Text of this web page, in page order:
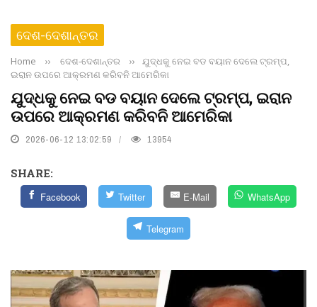
ଦେଶ-ଦେଶାନ୍ତର
Home ›› ଦେଶ-ଦେଶାନ୍ତର ››
ଯୁଦ୍ଧକୁ ନେଇ ବଡ ବୟାନ ଦେଲେ ଟ୍ରମ୍ପ,
ଇରାନ ଉପରେ ଆକ୍ରମଣ କରିବନି ଆମେରିକା
ଯୁଦ୍ଧକୁ ନେଇ ବଡ ବୟାନ ଦେଲେ ଟ୍ରମ୍ପ, ଇରାନ
ଉପରେ ଆକ୍ରମଣ କରିବନି ଆମେରିକା
2026-06-12 13:02:59 13954
SHARE:
Facebook Twitter E-Mail WhatsApp
Telegram